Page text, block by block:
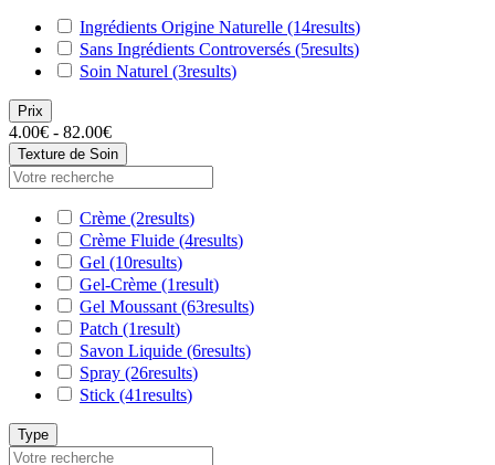
Ingrédients Origine Naturelle (14results)
Sans Ingrédients Controversés (5results)
Soin Naturel (3results)
Prix
4.00€ - 82.00€
Texture de Soin
Crème (2results)
Crème Fluide (4results)
Gel (10results)
Gel-Crème (1result)
Gel Moussant (63results)
Patch (1result)
Savon Liquide (6results)
Spray (26results)
Stick (41results)
Type